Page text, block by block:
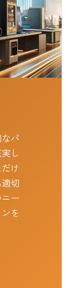
パ
し
け
切
ー
を